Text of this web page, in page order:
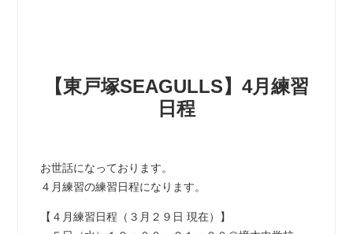
【東戸塚SEAGULLS】4月練習
日程
お世話になっております。
４月練習の練習日程になります。
【４月練習日程（３月２９日 現在）】